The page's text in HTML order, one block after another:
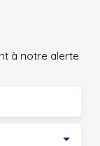
à notre alerte